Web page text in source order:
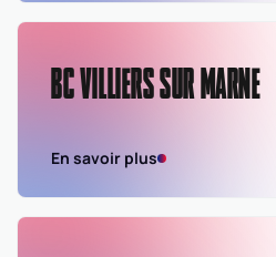
BC VILLIERS SUR MARNE
En savoir plus